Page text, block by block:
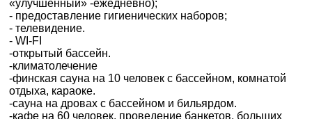
«улучшенный» -ежедневно);
- предоставление гигиенических наборов;
- телевидение.
- WI-FI
-открытый бассейн.
-климатолечение
-финская сауна на 10 человек с бассейном, комнатой
отдыха, караоке.
-сауна на дровах с бассейном и бильярдом.
-кафе на 60 человек, проведение банкетов, больших